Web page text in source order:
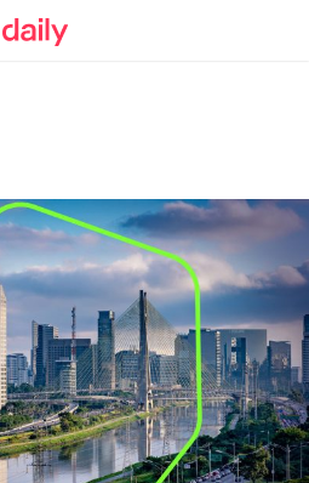
Blog officiel de Kaspersky